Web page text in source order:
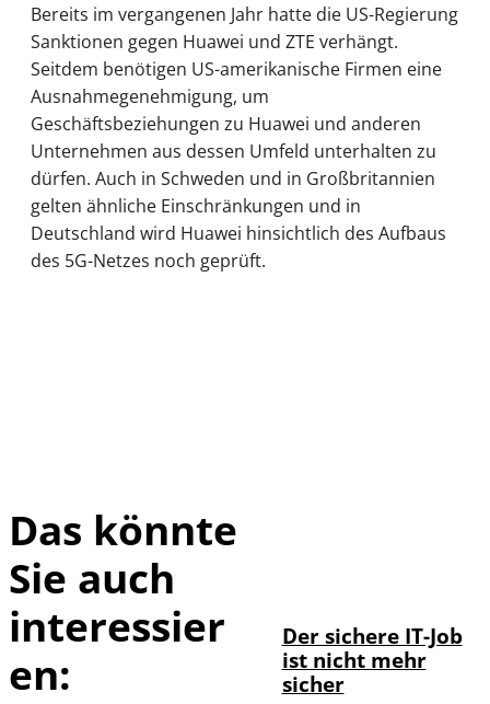
Bereits im vergangenen Jahr hatte die US-Regierung
Sanktionen gegen Huawei und ZTE verhängt.
Seitdem benötigen US-amerikanische Firmen eine
Ausnahmegenehmigung, um
Geschäftsbeziehungen zu Huawei und anderen
Unternehmen aus dessen Umfeld unterhalten zu
dürfen. Auch in Schweden und in Großbritannien
gelten ähnliche Einschränkungen und in
Deutschland wird Huawei hinsichtlich des Aufbaus
des 5G-Netzes noch geprüft.
Das könnte
Sie auch
interessier
en:
Der sichere IT-Job
ist nicht mehr
sicher